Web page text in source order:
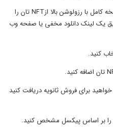
8- انتخاب کنید که آیا می ‌خواهید یک نسخه کامل با رزولوشن بالا ازNFT تان را
یک لینک دانلود مخفی یا صفحه وب
برای فروش ثانویه دریافت کنید